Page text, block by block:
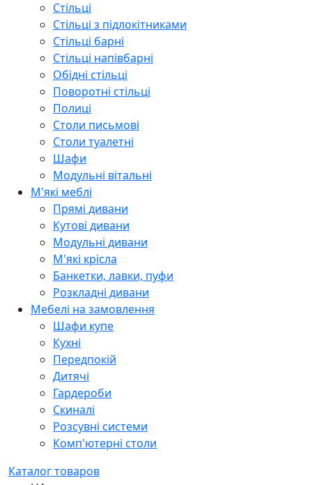
Стільці
Стільці з підлокітниками
Стільці барні
Стільці напівбарні
Обідні стільці
Поворотні стільці
Полиці
Столи письмові
Столи туалетні
Шафи
Модульні вітальні
М'які меблі
Прямі дивани
Кутові дивани
Модульні дивани
М'які крісла
Банкетки, лавки, пуфи
Розкладні дивани
Мебелі на замовлення
Шафи купе
Кухні
Передпокій
Дитячі
Гардероби
Скиналі
Розсувні системи
Комп'ютерні столи
Каталог товаров